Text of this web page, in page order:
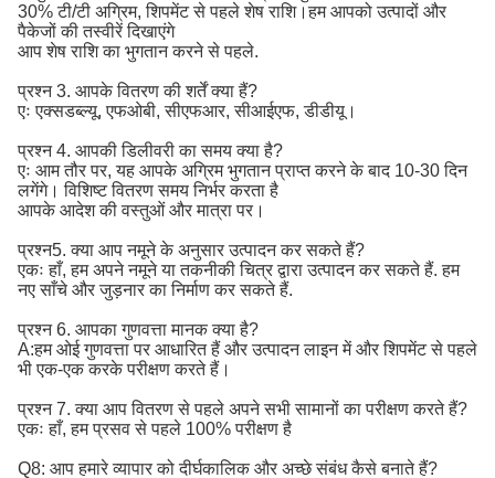
30% टी/टी अग्रिम, शिपमेंट से पहले शेष राशि।हम आपको उत्पादों और
पैकेजों की तस्वीरें दिखाएंगे
आप शेष राशि का भुगतान करने से पहले.
प्रश्न 3. आपके वितरण की शर्तें क्या हैं?
एः एक्सडब्ल्यू, एफओबी, सीएफआर, सीआईएफ, डीडीयू।
प्रश्न 4. आपकी डिलीवरी का समय क्या है?
एः आम तौर पर, यह आपके अग्रिम भुगतान प्राप्त करने के बाद 10-30 दिन
लगेंगे। विशिष्ट वितरण समय निर्भर करता है
आपके आदेश की वस्तुओं और मात्रा पर।
प्रश्न5. क्या आप नमूने के अनुसार उत्पादन कर सकते हैं?
एकः हाँ, हम अपने नमूने या तकनीकी चित्र द्वारा उत्पादन कर सकते हैं. हम
नए साँचे और जुड़नार का निर्माण कर सकते हैं.
प्रश्न 6. आपका गुणवत्ता मानक क्या है?
A:हम ओई गुणवत्ता पर आधारित हैं और उत्पादन लाइन में और शिपमेंट से पहले
भी एक-एक करके परीक्षण करते हैं।
प्रश्न 7. क्या आप वितरण से पहले अपने सभी सामानों का परीक्षण करते हैं?
एकः हाँ, हम प्रसव से पहले 100% परीक्षण है
Q8: आप हमारे व्यापार को दीर्घकालिक और अच्छे संबंध कैसे बनाते हैं?